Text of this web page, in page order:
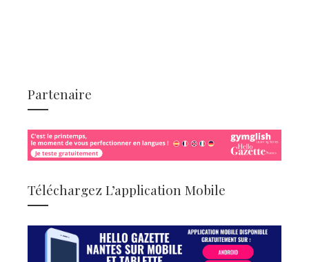
Partenaire
Téléchargez L’application Mobile